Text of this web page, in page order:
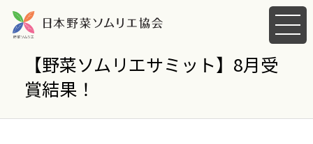
メ
ニ
ー
く
【野菜ソムリエサミット】8月受
賞結果！